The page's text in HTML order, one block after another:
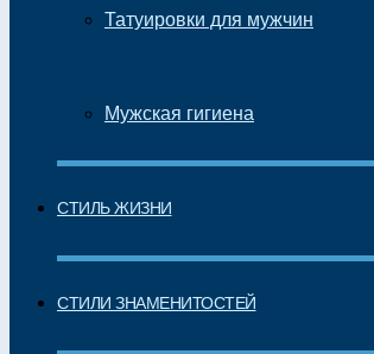
Татуировки для мужчин
Мужская гигиена
СТИЛЬ ЖИЗНИ
СТИЛИ ЗНАМЕНИТОСТЕЙ